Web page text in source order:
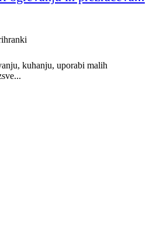
kuhanju, uporabi malih